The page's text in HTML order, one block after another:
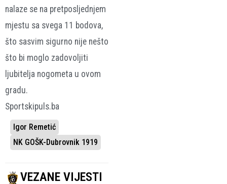
nalaze se na pretposljednjem
mjestu sa svega 11 bodova,
što sasvim sigurno nije nešto
što bi moglo zadovoljiti
ljubitelja nogometa u ovom
gradu.
Sportskipuls.ba
Igor Remetić
NK GOŠK-Dubrovnik 1919
VEZANE VIJESTI